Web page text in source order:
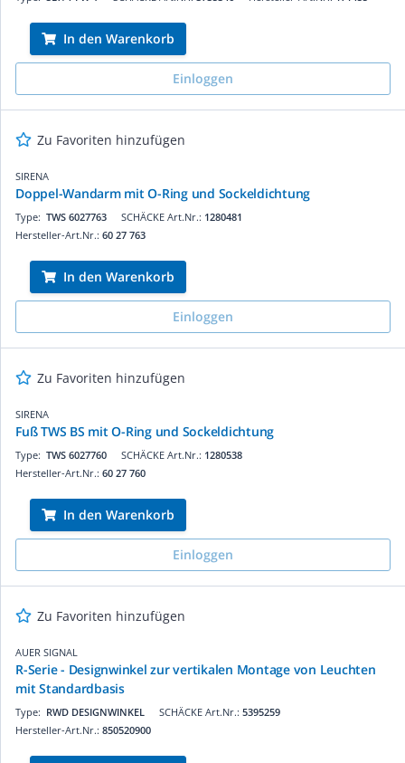
In den Warenkorb
Einloggen
Zu Favoriten hinzufügen
SIRENA
Doppel-Wandarm mit O-Ring und Sockeldichtung
SCHÄCKE Art.Nr.: 1280481
Type: TWS 6027763
Hersteller-Art.Nr.: 60 27 763
In den Warenkorb
Einloggen
Zu Favoriten hinzufügen
SIRENA
Fuß TWS BS mit O-Ring und Sockeldichtung
SCHÄCKE Art.Nr.: 1280538
Type: TWS 6027760
Hersteller-Art.Nr.: 60 27 760
In den Warenkorb
Einloggen
Zu Favoriten hinzufügen
AUER SIGNAL
R-Serie - Designwinkel zur vertikalen Montage von Leuchten
mit Standardbasis
SCHÄCKE Art.Nr.: 5395259
Type: RWD DESIGNWINKEL
Hersteller-Art.Nr.: 850520900